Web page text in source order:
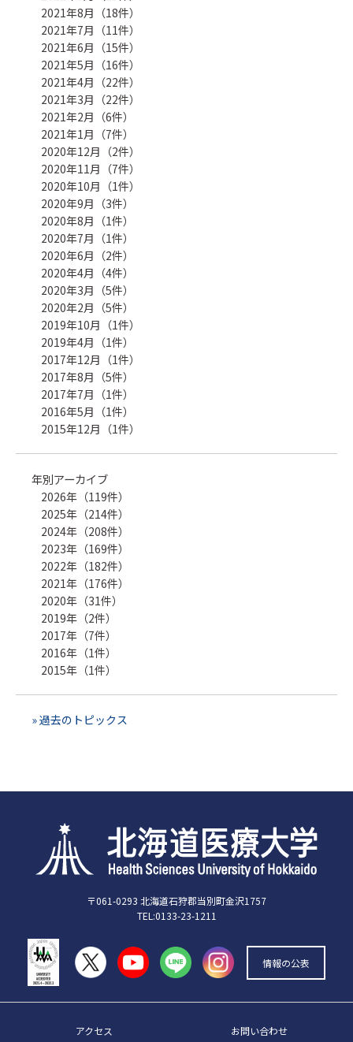
2021年8月（18件）
2021年7月（11件）
2021年6月（15件）
2021年5月（16件）
2021年4月（22件）
2021年3月（22件）
2021年2月（6件）
2021年1月（7件）
2020年12月（2件）
2020年11月（7件）
2020年10月（1件）
2020年9月（3件）
2020年8月（1件）
2020年7月（1件）
2020年6月（2件）
2020年4月（4件）
2020年3月（5件）
2020年2月（5件）
2019年10月（1件）
2019年4月（1件）
2017年12月（1件）
2017年8月（5件）
2017年7月（1件）
2016年5月（1件）
2015年12月（1件）
年別アーカイブ
2026年（119件）
2025年（214件）
2024年（208件）
2023年（169件）
2022年（182件）
2021年（176件）
2020年（31件）
2019年（2件）
2017年（7件）
2016年（1件）
2015年（1件）
» 過去のトピックス
〒061-0293 北海道石狩郡当別町金沢1757
TEL:0133-23-1211
情報の公表
アクセス お問い合わせ